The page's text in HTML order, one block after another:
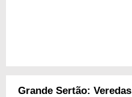
Grande Sertão: Veredas